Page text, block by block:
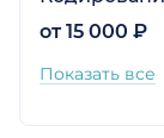
от 15 000 ₽
Показать все